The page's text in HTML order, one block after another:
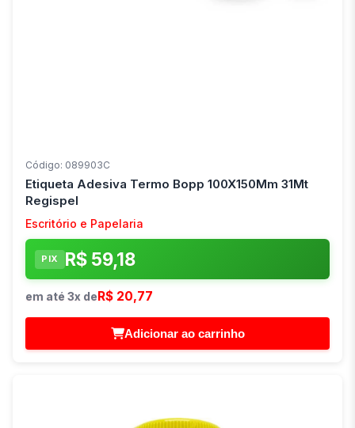
Código: 089903C
Etiqueta Adesiva Termo Bopp 100X150Mm 31Mt
Regispel
Escritório e Papelaria
PIX R$ 59,18
em até 3x de R$ 20,77
Adicionar ao carrinho